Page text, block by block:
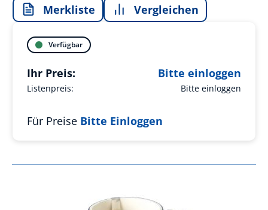
Merkliste Vergleichen
Verfügbar
Listenpreis: Bitte einloggen
Ihr Preis: Bitte einloggen
Für Preise Bitte Einloggen